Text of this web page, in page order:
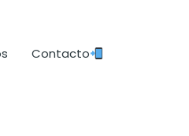
Contacto